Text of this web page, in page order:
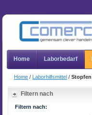
Home Laborbedarf
Home / Laborhilfsmittel /Stopfen
Filtern nach
Filtern nach: